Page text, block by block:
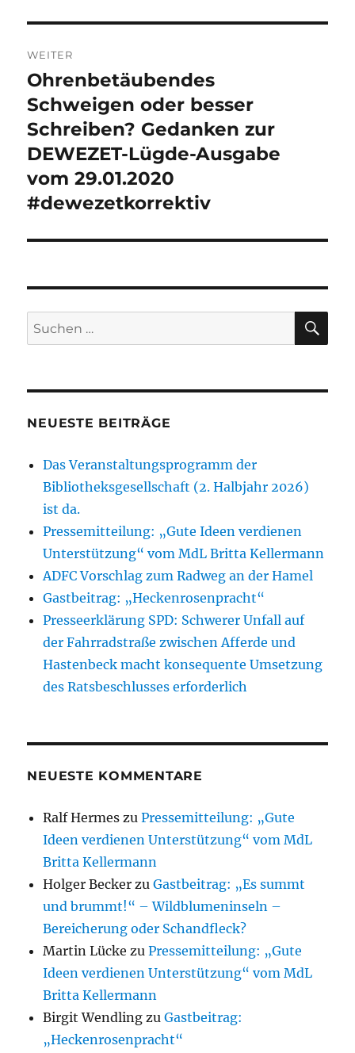
WEITER
Nächster
Beitrag:
Ohrenbetäubendes
Schweigen oder besser
Schreiben? Gedanken zur
DEWEZET-Lügde-Ausgabe
vom 29.01.2020
#dewezetkorrektiv
Suchen
nach:
NEUESTE BEITRÄGE
Das Veranstaltungsprogramm der
Bibliotheksgesellschaft (2. Halbjahr 2026)
ist da.
Pressemitteilung: „Gute Ideen verdienen
Unterstützung“ vom MdL Britta Kellermann
ADFC Vorschlag zum Radweg an der Hamel
Gastbeitrag: „Heckenrosenpracht“
Presseerklärung SPD: Schwerer Unfall auf
der Fahrradstraße zwischen Afferde und
Hastenbeck macht konsequente Umsetzung
des Ratsbeschlusses erforderlich
NEUESTE KOMMENTARE
Ralf Hermes zuPressemitteilung: „Gute
Ideen verdienen Unterstützung“ vom MdL
Britta Kellermann
Holger Becker zuGastbeitrag: „Es summt
und brummt!“ – Wildblumeninseln –
Bereicherung oder Schandfleck?
Martin Lücke zuPressemitteilung: „Gute
Ideen verdienen Unterstützung“ vom MdL
Britta Kellermann
Birgit Wendling zuGastbeitrag:
„Heckenrosenpracht“